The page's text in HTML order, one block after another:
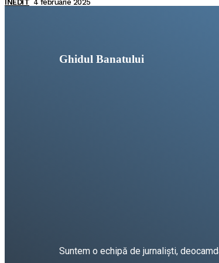
INEDIT 4 februarie 2025
Ghidul Banatului
Suntem o echipă de jurnaliști,